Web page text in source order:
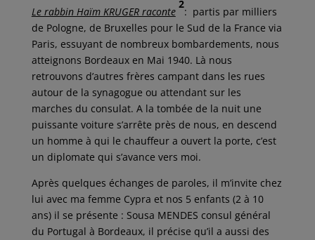
Le rabbin Haïm KRUGER raconte
2
: partis par milliers
de Pologne, de Bruxelles pour le Sud de la France via
Paris, essuyant de nombreux bombardements, nous
atteignons Bordeaux en Mai 1940. Là nous
retrouvons d’autres frères campant dans les rues
autour de la synagogue ou attendant sur les
marches du consulat. A la tombée de la nuit une
puissante voiture s’arrête près de nous, en descend
un homme à qui le chauffeur a ouvert la porte, c’est
un diplomate qui s’avance vers moi.
Après quelques échanges de paroles, il m’invite chez
lui avec ma femme Cypra et nos 5 enfants (2 à 10
ans) il se présente : Sousa MENDES consul général
du Portugal à Bordeaux, il précise qu’il a aussi des